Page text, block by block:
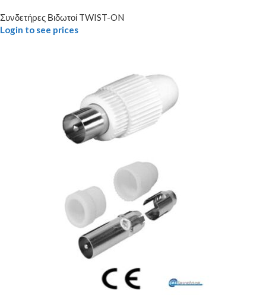
Συνδετήρες Βιδωτοί TWIST-ON
Login to see prices